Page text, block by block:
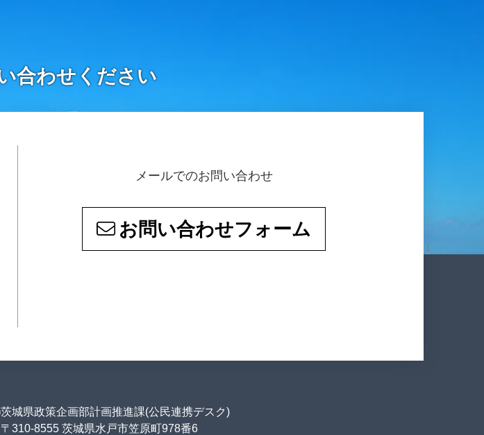
合わせください
メールでのお問い合わせ
お問い合わせフォーム
茨城県政策企画部計画推進課(公民連携デスク)
〒310-8555 茨城県水戸市笠原町978番6